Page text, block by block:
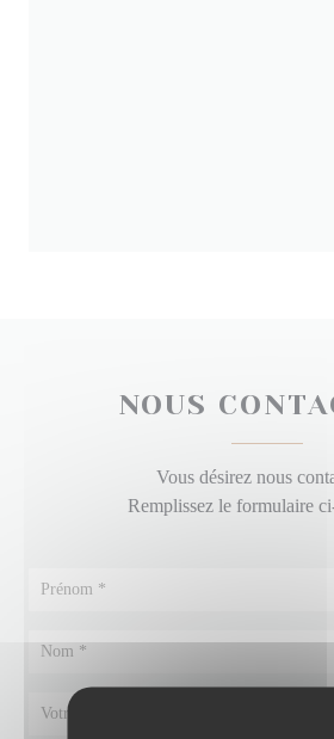
NOUS
Vous désirez nous
Remplissez le formulaire